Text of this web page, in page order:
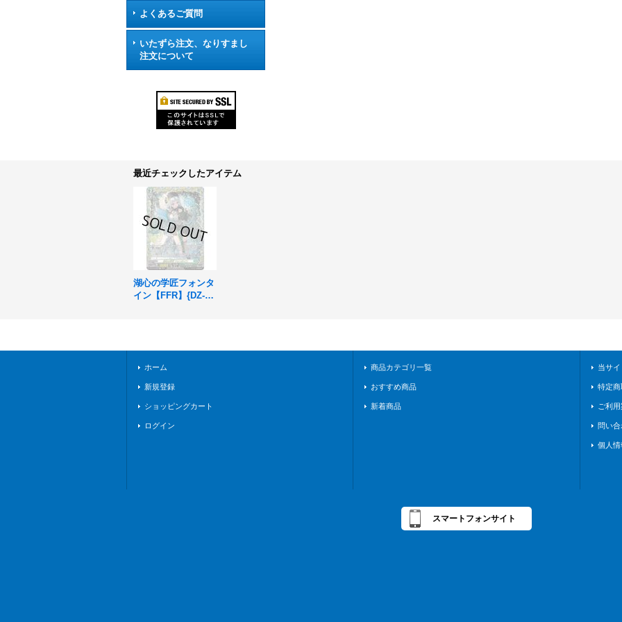
よくあるご質問
いたずら注文、なりすまし
注文について
最近チェックしたアイテム
湖心の学匠フォンタ
イン【FFR】{DZ-BT
ホーム
新規登録
ショッピングカート
ログイン
商品カテゴリ一覧
おすすめ商品
新着商品
当サ
特定
ご利
問い合
個人
スマートフォンサイト